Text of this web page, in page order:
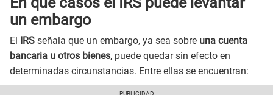
un embargo
El IRS señala que un embargo, ya sea sobre una cuenta
bancaria u otros bienes, puede quedar sin efecto en
determinadas circunstancias. Entre ellas se encuentran: